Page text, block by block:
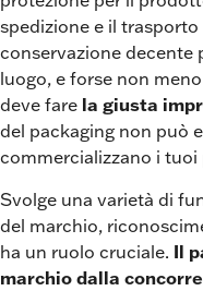
spedizione e il
conservazione decente
luogo, e forse non
deve fare la giusta
del packaging non può
commercializzano i
Svolge una varietà di
del marchio,
ha un ruolo cruciale. Il
marchio dalla